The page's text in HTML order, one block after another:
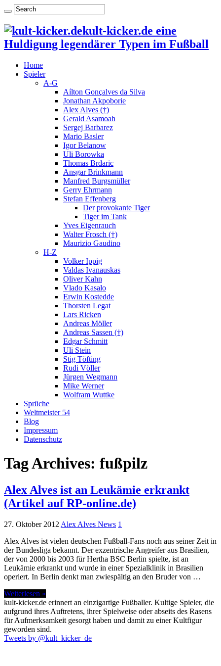
kult-kicker.de eine
Huldigung legendärer Typen im Fußball
Home
Spieler
A-G
Aílton Gonçalves da Silva
Jonathan Akpoborie
Alex Alves (†)
Gerald Asamoah
Sergej Barbarez
Mario Basler
Igor Belanow
Uli Borowka
Thomas Brdaric
Ansgar Brinkmann
Manfred Burgsmüller
Gerry Ehrmann
Stefan Effenberg
Der provokante Tiger
Tiger im Tank
Yves Eigenrauch
Walter Frosch (†)
Maurizio Gaudino
H-Z
Volker Ippig
Valdas Ivanauskas
Oliver Kahn
Vlado Kasalo
Erwin Kostedde
Thorsten Legat
Lars Ricken
Andreas Möller
Andreas Sassen (†)
Edgar Schmitt
Uli Stein
Stig Töfting
Rudi Völler
Jürgen Wegmann
Mike Werner
Wolfram Wuttke
Sprüche
Weltmeister 54
Blog
Impressum
Datenschutz
Tag Archives: fußpilz
Alex Alves ist an Leukämie erkrankt
(Artikel auf RP-online.de)
27. Oktober 2012 Alex Alves News 1
Alex Alves ist vielen deutschen Fußball-Fans noch aus seiner Zeit in
der Bundesliga bekannt. Der exzentrische Angreifer aus Brasilien,
der von 2000 bis 2003 für Hertha BSC Berlin spielte, ist an
Leukämie erkrankt und wurde in einer Spezialklinik in Brasilien
operiert. In Berlin denkt man zwiespältig an den Bruder von …
Weiterlesen »
kult-kicker.de erinnert an einzigartige Fußballer. Kultige Spieler, die
aufgrund ihres Auftretens, ihrer Spielweise oder abseits des Rasens
für Aufmerksamkeit gesorgt haben und damit zu einer Kultfigur
geworden sind.
Tweets by @kult_kicker_de